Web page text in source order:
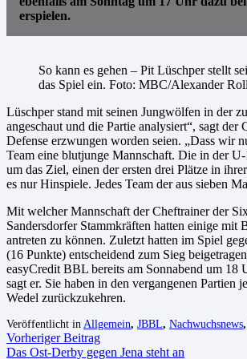
erspielen.
So kann es gehen – Pit Lüschper stellt
das Spiel ein. Foto: MBC/Alexander
Lüschper stand mit seinen Jungwölfen in der
angeschaut und die Partie analysiert“, sagt
Defense erzwungen worden seien. „Dass wir
Team eine blutjunge Mannschaft. Die in der
um das Ziel, einen der ersten drei Plätze in
es nur Hinspiele. Jedes Team der aus sieben
Mit welcher Mannschaft der Cheftrainer der
Sandersdorfer Stammkräften hatten einige
antreten zu können. Zuletzt hatten im Spiel
(16 Punkte) entscheidend zum Sieg
easyCredit BBL bereits am Sonnabend um 18
sagt er. Sie haben in den vergangenen
Wedel zurückzukehren.
Veröffentlicht in Allgemein, JBBL, Nachwuchsnews,
Vorheriger Beitrag
Das Ost-Derby gegen Jena steht an